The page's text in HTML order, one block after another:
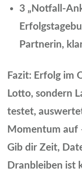
3 „Notfall-
Partnerin,
Fazit: Erfolg im
Lotto, sondern
testet,
Momentum auf
Gib dir Zeit,
Dranbleiben ist